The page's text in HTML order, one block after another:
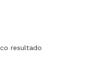
resultado